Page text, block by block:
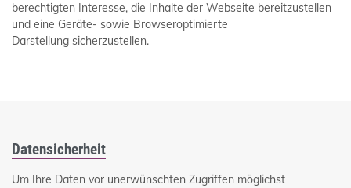
berechtigten Interesse, die Inhalte der Webseite bereitzustellen
und eine Geräte- sowie Browseroptimierte
Darstellung sicherzustellen.
Datensicherheit
Um Ihre Daten vor unerwünschten Zugriffen möglichst